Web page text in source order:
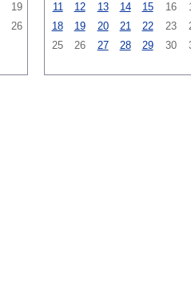
19
26
11
12 13 14 15 16
18
19 20 21 22 23
25
26 27 28 29 30